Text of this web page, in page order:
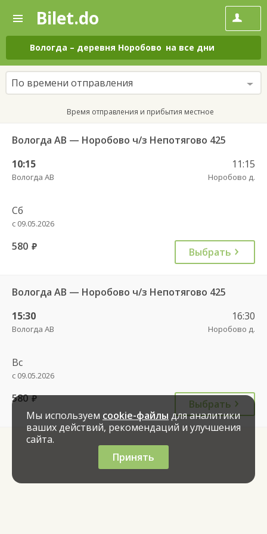
—
Поиск
и
покупка
билетов
на
автобус
онлайн
Bilet.do
Вологда – деревня Норобово на все дни
По времени отправления
Время отправления и прибытия местное
Вологда АВ — Норобово ч/з Непотягово 425
10:15
Вологда АВ
11:15
Норобово д.
Сб
с 09.05.2026
580 руб. Выбрать
Вологда АВ — Норобово ч/з Непотягово 425
15:30
Вологда АВ
16:30
Норобово д.
Вс
с 09.05.2026
580 руб.
Выбрать
Мы используем cookie-файлы для аналитики
ваших действий, рекомендаций и улучшения
сайта.
Принять